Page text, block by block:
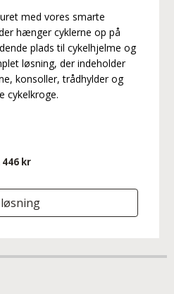
med vores smarte
hænger cyklerne op på
plads til cykelhjelme og
løsning, der indeholder
konsoller, trådhylder og
cykelkroge.
446 kr